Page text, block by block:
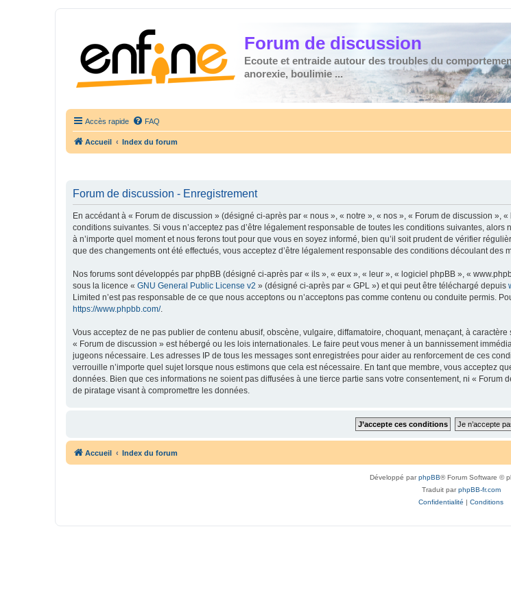
Forum de discussion
Ecoute et entraide autour des troubles du
anorexie, boulimie ...
Accès rapide FAQ
Accueil Index du forum
Forum de discussion - Enregistrement
En accédant à « Forum de discussion » (désigné ci-après par « nous », « notre », « nos », « Forum de discussion »,
conditions suivantes. Si vous n’acceptez pas d’être légalement responsable de toutes les conditions suivantes,
à n’importe quel moment et nous ferons tout pour que vous en soyez informé, bien qu’il soit prudent de vérifier
que des changements ont été effectués, vous acceptez d’être légalement responsable des conditions découlant des
Nos forums sont développés par phpBB (désigné ci-après par « ils », « eux », « leur », « logiciel phpBB », «
sous la licence « GNU General Public License v2 » (désigné ci-après par « GPL ») et qui peut être téléchargé depuis
Limited n’est pas responsable de ce que nous acceptons ou n’acceptons pas comme contenu ou conduite permis.
https://www.phpbb.com/.
Vous acceptez de ne pas publier de contenu abusif, obscène, vulgaire, diffamatoire, choquant, menaçant, à
« Forum de discussion » est hébergé ou les lois internationales. Le faire peut vous mener à un bannissement
jugeons nécessaire. Les adresses IP de tous les messages sont enregistrées pour aider au renforcement de ces
verrouille n’importe quel sujet lorsque nous estimons que cela est nécessaire. En tant que membre, vous acceptez
données. Bien que ces informations ne soient pas diffusées à une tierce partie sans votre consentement, ni «
de piratage visant à compromettre les données.
Accueil Index du forum
Développé parphpBB® Forum Software ©
Traduit parphpBB-fr.com
Confidentialité | Conditions